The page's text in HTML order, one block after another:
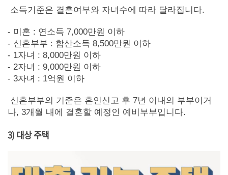
소득기준은 결혼여부와 자녀수에 따라 달라집니다.
- 미혼 : 연소득 7,000만원 이하
- 신혼부부 : 합산소득 8,500만뭔 이하
- 1자녀 : 8,000만원 이하
- 2자녀 : 9,000만원 이하
- 3자녀 : 1억원 이하
신혼부부의 기준은 혼인신고 후 7년 이내의 부부이거
나, 3개월 내에 결혼할 예정인 예비부부입니다.
3) 대상 주택